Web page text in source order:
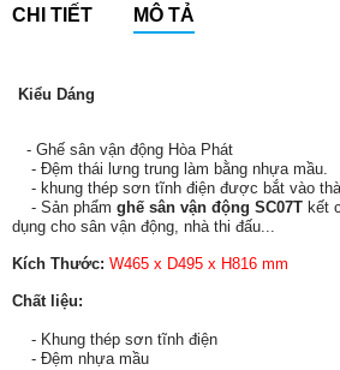
CHI TIẾT MÔ TẢ
Kiểu Dáng
- Ghế sân vận động Hòa Phát
- Đệm thái lưng trung làm bằng nhựa mầu.
- khung thép sơn tĩnh điện được bắt vào
- Sản phẩm ghế sân vận động SC07T kết
dụng cho sân vận động, nhà thi đấu...
Kích Thước: W465 x D495 x H816 mm
Chất liệu:
- Khung thép sơn tĩnh điện
- Đệm nhựa mầu